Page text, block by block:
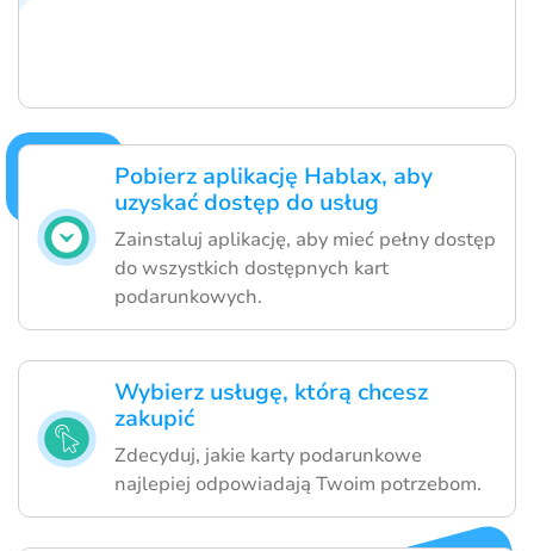
Pobierz aplikację Hablax, aby
uzyskać dostęp do usług
Zainstaluj aplikację, aby mieć pełny dostęp
do wszystkich dostępnych kart
podarunkowych.
Wybierz usługę, którą chcesz
zakupić
Zdecyduj, jakie karty podarunkowe
najlepiej odpowiadają Twoim potrzebom.